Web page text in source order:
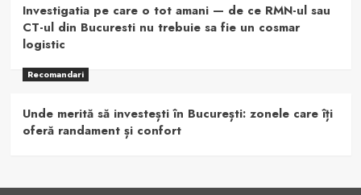
Investigatia pe care o tot amani — de ce RMN-ul sau
CT-ul din Bucuresti nu trebuie sa fie un cosmar
logistic
Recomandari
Unde merită să investești în București: zonele care îți
oferă randament și confort